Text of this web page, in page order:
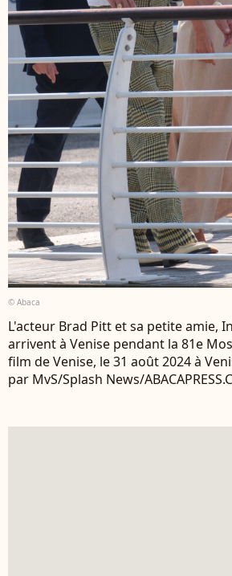
© Abaca
L'acteur Brad Pitt et sa petite amie,
arrivent à Venise pendant la 81e
film de Venise, le 31 août 2024 à
par MvS/Splash News/